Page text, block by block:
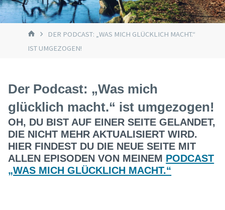
STARTDER PODCAST: „WAS MICH GLÜCKLICH MACHT.“
IST UMGEZOGEN!
Der Podcast: „Was mich
glücklich macht.“ ist umgezogen!
OH, DU BIST AUF EINER SEITE GELANDET,
DIE NICHT MEHR AKTUALISIERT WIRD.
HIER FINDEST DU DIE NEUE SEITE MIT
ALLEN EPISODEN VON MEINEM PODCAST
„WAS MICH GLÜCKLICH MACHT.“